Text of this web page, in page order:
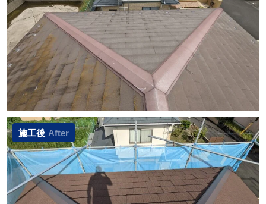
施工後 After